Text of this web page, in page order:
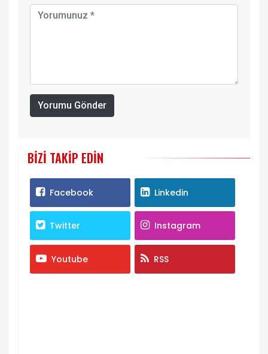
Yorumu Gönder
BIZI TAKIP EDIN
Facebook Linkedin
Twitter Instagram
Youtube RSS